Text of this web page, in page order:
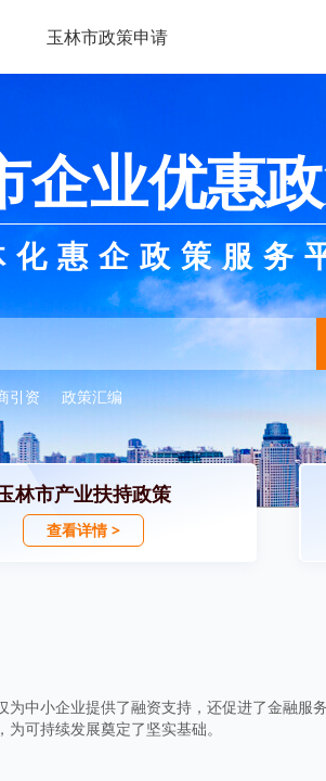
玉林市政策申请
企业优惠
化惠企政策服务
引资 政策汇编
林市产业扶持政策
查看详情 >
中小企业提供了融资支持，还促进了金融服
可持续发展奠定了坚实基础。